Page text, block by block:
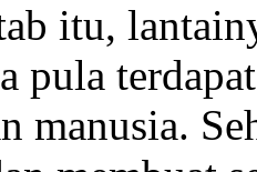
itu,
pula
manusia.